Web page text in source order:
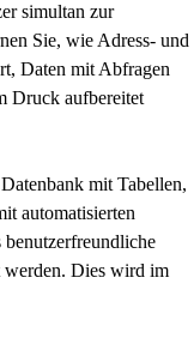
simultan zur
Sie, wie Adress- und
Daten mit Abfragen
Druck aufbereitet
mit Tabellen,
automatisierten
werden. Dies wird im